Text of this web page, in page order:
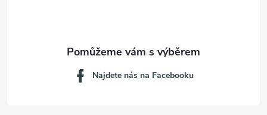
Najdete nás na Facebooku